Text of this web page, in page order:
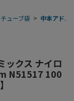
ューブ袋 > 中本アドバ
ックス ナイロ
N51517 100